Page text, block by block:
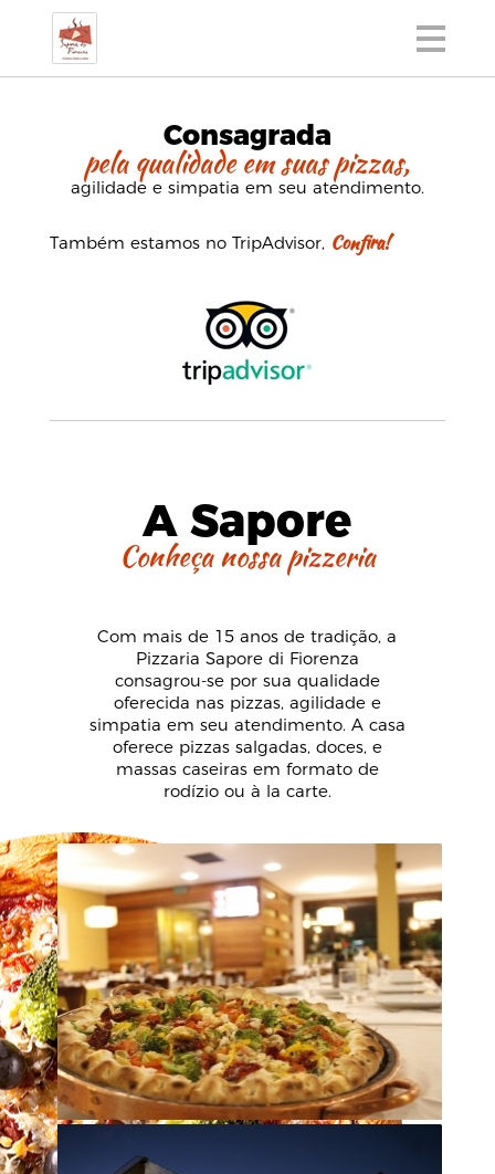
Consagrada
pela qualidade em suas pizzas,
agilidade e simpatia em seu atendimento.
Também estamos no TripAdvisor, Confira!
A Sapore
Conheça nossa pizzeria
Com mais de 15 anos de tradição, a
Pizzaria Sapore di Fiorenza
consagrou-se por sua qualidade
oferecida nas pizzas, agilidade e
simpatia em seu atendimento. A casa
oferece pizzas salgadas, doces, e
massas caseiras em formato de
rodízio ou à la carte.